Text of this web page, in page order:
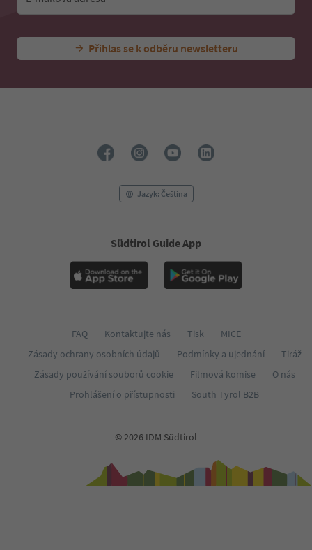
Přihlas se k odběru newsletteru
Jazyk: Čeština
Südtirol Guide App
FAQ Kontaktujte nás Tisk
MICE
Zásady ochrany osobních údajů
Podmínky a ujednání
Tiráž
Zásady používání souborů cookie
Filmová komise
O nás
Prohlášení o přístupnosti
South Tyrol B2B
© 2026 IDM Südtirol